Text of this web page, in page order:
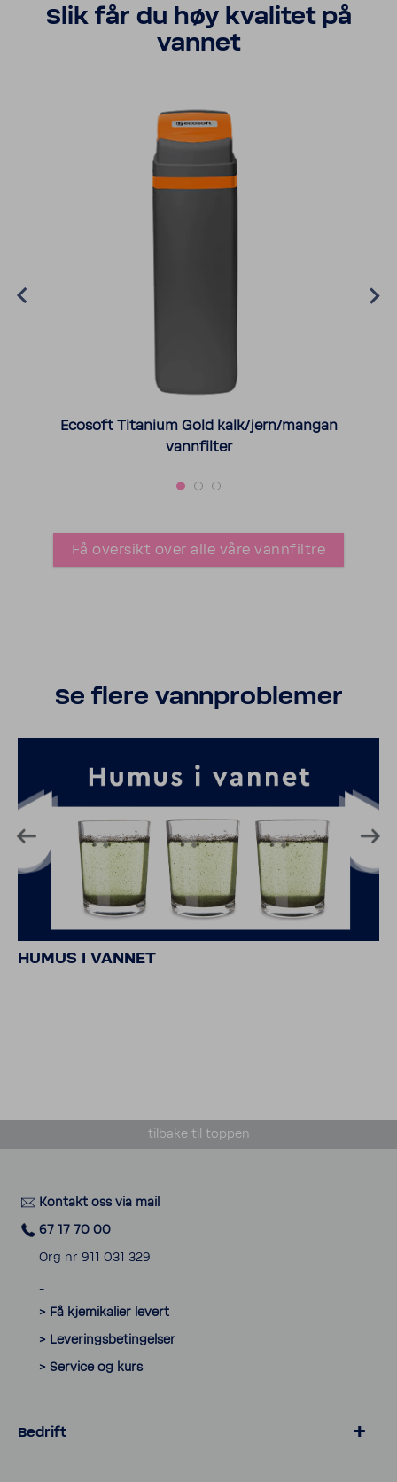
Slik får du høy kvalitet på
vannet
Ecosoft Titanium Gold kalk/jern/mangan
vannfilter
Få oversikt over alle våre vannfiltre
Se flere vannproblemer
HUMUS I VANNET
tilbake til toppen
Kontakt oss via mail
67 17 70 00
Org nr 911 031 329
_
> Få kjemikalier levert
> Leveringsbetingelser
> Service og kurs
Bedrift